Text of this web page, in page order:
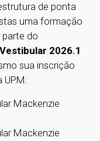
de ponta
uma formação
parte do
2026.1
sua inscrição
UPM:
Mackenzie
Mackenzie